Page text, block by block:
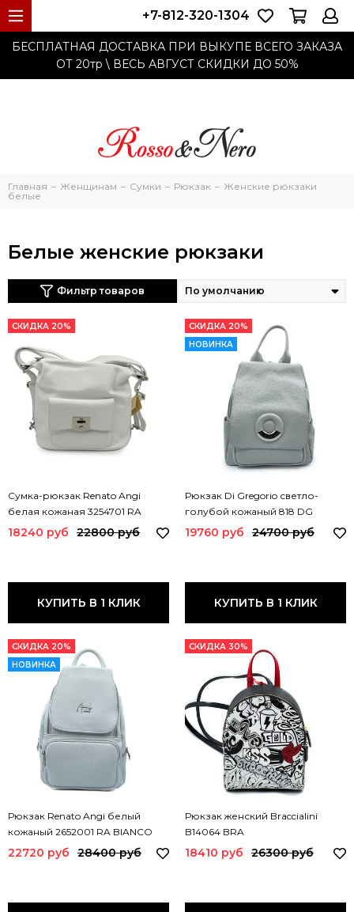
БЕСПЛАТНАЯ ДОСТАВКА ПРИ ВЫКУПЕ ВСЕГО ЗАКАЗА
ОТ 20тр \ ВЕСЬ АВГУСТ СКИДКИ ДО 50%
+7-812-320-1304
Главная Женщинам Cумки Рюкзак
Женские рюкзаки
белые
Белые женские рюкзаки
Фильтр товаров
СКИДКА 20%
Сумка-рюкзак Renato Angi
белая кожаная 3254701 RA
BIANCO
18240 руб 22800 руб
КУПИТЬ В 1 КЛИК
СКИДКА 20%
НОВИНКА
Рюкзак Di Gregorio светло-
голубой кожаный 818 DG
GHIACCIO
19760 руб 24700 руб
КУПИТЬ В 1 КЛИК
СКИДКА 20%
НОВИНКА
Рюкзак Renato Angi белый
кожаный 2652001 RA BIANCO
22720 руб 28400 руб
СКИДКА 30%
Рюкзак женский Braccialini
B14064 BRA
18410 руб 26300 руб